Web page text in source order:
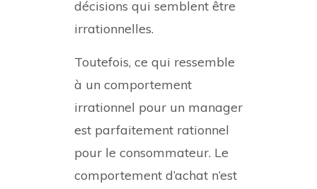
décisions qui semblent être
irrationnelles.
Toutefois, ce qui ressemble
à un comportement
irrationnel pour un manager
est parfaitement rationnel
pour le consommateur. Le
comportement d’achat n’est